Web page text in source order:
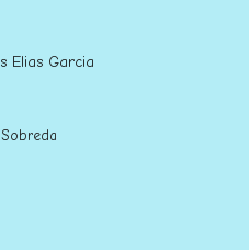
Elias Garcia